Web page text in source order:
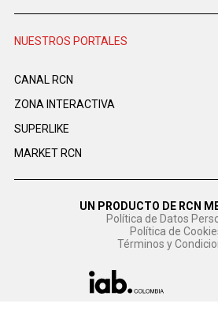
NUESTROS PORTALES
CANAL RCN
ZONA INTERACTIVA
SUPERLIKE
MARKET RCN
UN PRODUCTO DE RCN
Política de Datos
Política de
Términos y